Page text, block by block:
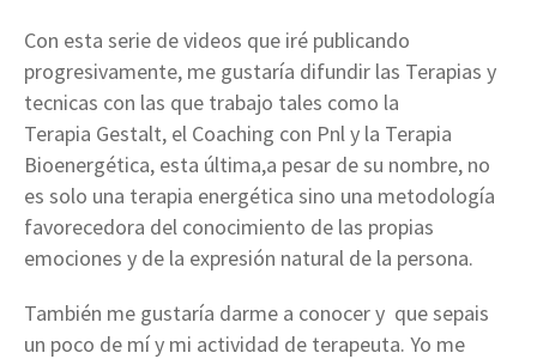
Con esta serie de videos que iré publicando
progresivamente, me gustaría difundir las Terapias y
tecnicas con las que trabajo tales como la
Terapia Gestalt, el Coaching con Pnl y la Terapia
Bioenergética, esta última,a pesar de su nombre, no
es solo una terapia energética sino una metodología
favorecedora del conocimiento de las propias
emociones y de la expresión natural de la persona.
También me gustaría darme a conocer y que sepais
un poco de mí y mi actividad de terapeuta.Yo me